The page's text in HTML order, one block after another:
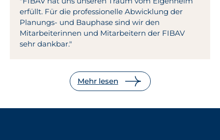
erfüllt. Für die professionelle Abwicklung der
Planungs- und Bauphase sind wir den
Mitarbeiterinnen und Mitarbeitern der FIBAV
sehr dankbar."
Mehr lesen